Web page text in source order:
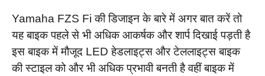
Yamaha FZS Fi की डिजाइन के बारे में अगर बात करें तो
यह बाइक पहले से भी अधिक आकर्षक और शार्प दिखाई पड़ती है
इस बाइक में मौजूद LED हेडलाइट्स और टेललाइट्स बाइक
की स्टाइल को और भी अधिक प्रभावी बनती है वहीं बाइक में